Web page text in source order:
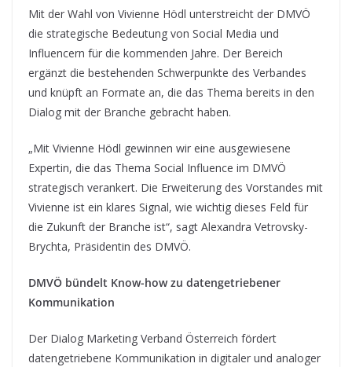
Mit der Wahl von Vivienne Hödl unterstreicht der DMVÖ
die strategische Bedeutung von Social Media und
Influencern für die kommenden Jahre. Der Bereich
ergänzt die bestehenden Schwerpunkte des Verbandes
und knüpft an Formate an, die das Thema bereits in den
Dialog mit der Branche gebracht haben.
„Mit Vivienne Hödl gewinnen wir eine ausgewiesene
Expertin, die das Thema Social Influence im DMVÖ
strategisch verankert. Die Erweiterung des Vorstandes mit
Vivienne ist ein klares Signal, wie wichtig dieses Feld für
die Zukunft der Branche ist“, sagt Alexandra Vetrovsky-
Brychta, Präsidentin des DMVÖ.
DMVÖ bündelt Know-how zu datengetriebener
Kommunikation
Der Dialog Marketing Verband Österreich fördert
datengetriebene Kommunikation in digitaler und analoger